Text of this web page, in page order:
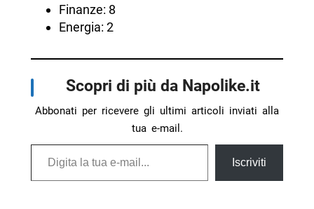
Finanze: 8
Energia: 2
Scopri di più da Napolike.it
Abbonati per ricevere gli ultimi articoli inviati alla
tua e-mail.
Digita la tua e-mail...
Iscriviti